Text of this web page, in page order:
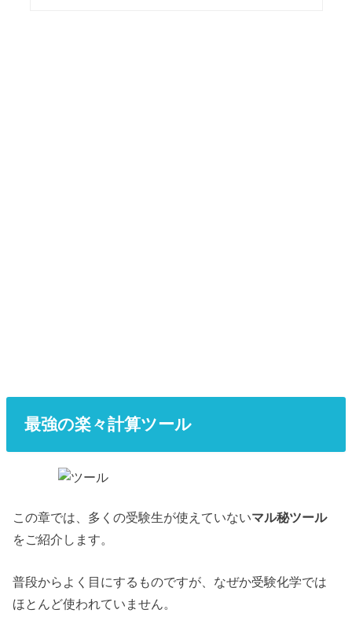
最強の楽々計算ツール
この章では、多くの受験生が使えていないマル秘ツール
をご紹介します。
普段からよく目にするものですが、なぜか受験化学では
ほとんど使われていません。